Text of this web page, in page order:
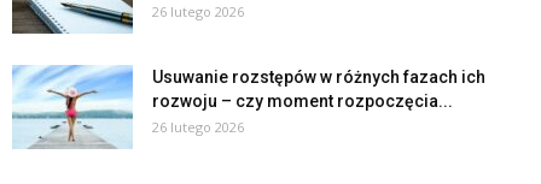
26 lutego 2026
Usuwanie rozstępów w różnych fazach ich
rozwoju – czy moment rozpoczęcia...
26 lutego 2026